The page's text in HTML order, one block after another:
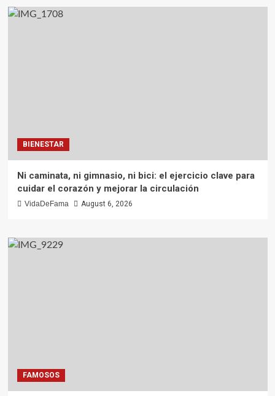
BIENESTAR
Ni caminata, ni gimnasio, ni bici: el ejercicio clave para
cuidar el corazón y mejorar la circulación
VidaDeFama August 6, 2026
FAMOSOS